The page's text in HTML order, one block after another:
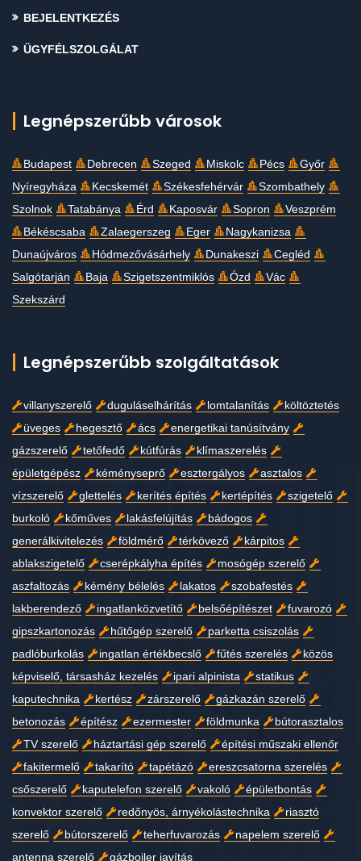
BEJELENTKEZÉS
ÜGYFÉLSZOLGÁLAT
Legnépszerűbb városok
Budapest Debrecen Szeged Miskolc Pécs
Győr
Nyíregyháza
Kecskemét Székesfehérvár
Szombathely
Szolnok
Tatabánya Érd Kaposvár Sopron
Veszprém
Békéscsaba
Zalaegerszeg Eger
Nagykanizsa
Dunaújváros
Hódmezővásárhely Dunakeszi
Cegléd
Salgótarján
Baja Szigetszentmiklós Ózd
Vác
Szekszárd
Legnépszerűbb szolgáltatások
villanyszerelő duguláselhárítás lomtalanítás
költöztetés
üveges
hegesztő ács
energetikai tanúsítvány
gázszerelő
tetőfedő kútfúrás
klímaszerelés
épületgépész
kéményseprő esztergályos
asztalos
vízszerelő
glettelés kerítés építés kertépítés
szigetelő
burkoló
kőműves lakásfelújítás
bádogos
generálkivitelezés
földmérő térkövező
kárpitos
ablakszigetelő
cserépkályha építés
mosógép szerelő
aszfaltozás
kémény bélelés lakatos
szobafestés
lakberendező
ingatlanközvetítő belsőépítészet
fuvarozó
gipszkartonozás
hűtőgép szerelő
parketta csiszolás
padlóburkolás
ingatlan értékbecslő fűtés szerelés
közös
képviselő, társasház kezelés
ipari alpinista
statikus
kaputechnika
kertész zárszerelő
gázkazán szerelő
betonozás
építész ezermester földmunka
bútorasztalos
TV szerelő
háztartási gép szerelő
építési műszaki ellenőr
fakitermelő
takarító tapétázó
ereszcsatorna szerelés
csőszerelő
kaputelefon szerelő vakoló
épületbontás
konvektor szerelő
redőnyös, árnyékolástechnika
riasztó
szerelő
bútorszerelő teherfuvarozás
napelem szerelő
antenna szerelő
gázbojler javítás